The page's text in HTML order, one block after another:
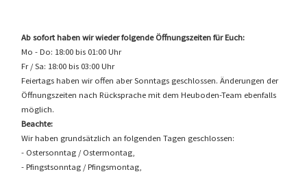
Ab sofort haben wir wieder folgende Öffnungszeiten für Euch:
Mo - Do: 18:00 bis 01:00 Uhr
Fr / Sa: 18:00 bis 03:00 Uhr
Feiertags haben wir offen aber Sonntags geschlossen. Änderungen der
Öffnungszeiten nach Rücksprache mit dem Heuboden-Team ebenfalls
möglich.
Beachte:
Wir haben grundsätzlich an folgenden Tagen geschlossen:
- Ostersonntag / Ostermontag,
- Pfingstsonntag / Pfingsmontag,